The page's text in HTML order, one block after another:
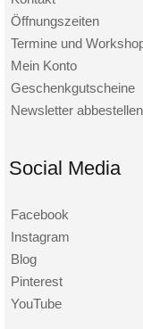
Öffnungszeiten
Termine und
Mein Konto
Geschenkgutscheine
Newsletter abbestellen
Social Media
Facebook
Instagram
Blog
Pinterest
YouTube